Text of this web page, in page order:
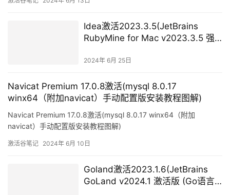
Idea激活2023.3.5(JetBrains
RubyMine for Mac v2023.3.5 强
2024年 6月 25日
Navicat Premium 17.0.8激活(mysql 8.0.17
winx64（附加navicat）手动配置版安装教程图解)
Navicat Premium 17.0.8激活(mysql 8.0.17 winx64（附加
navicat）手动配置版安装教程图解)
激活谷笔记 2024年 6月 10日
Goland激活2023.1.6(JetBrains
GoLand v2024.1 激活版 (Go语言